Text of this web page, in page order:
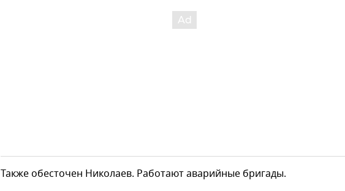
Также обесточен Николаев. Работают аварийные бригады.